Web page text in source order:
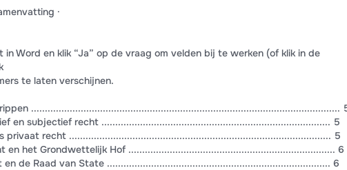
·
Word en klik “Ja” op de vraag om velden bij te werken (of klik in de
te laten verschijnen.
................................................................................................................
en subjectief recht ................................................................................... 5
privaat recht ............................................................................................... 5
en het Grondwettelijk Hof ........................................................................... 6
de Raad van State ................................................................................. 6